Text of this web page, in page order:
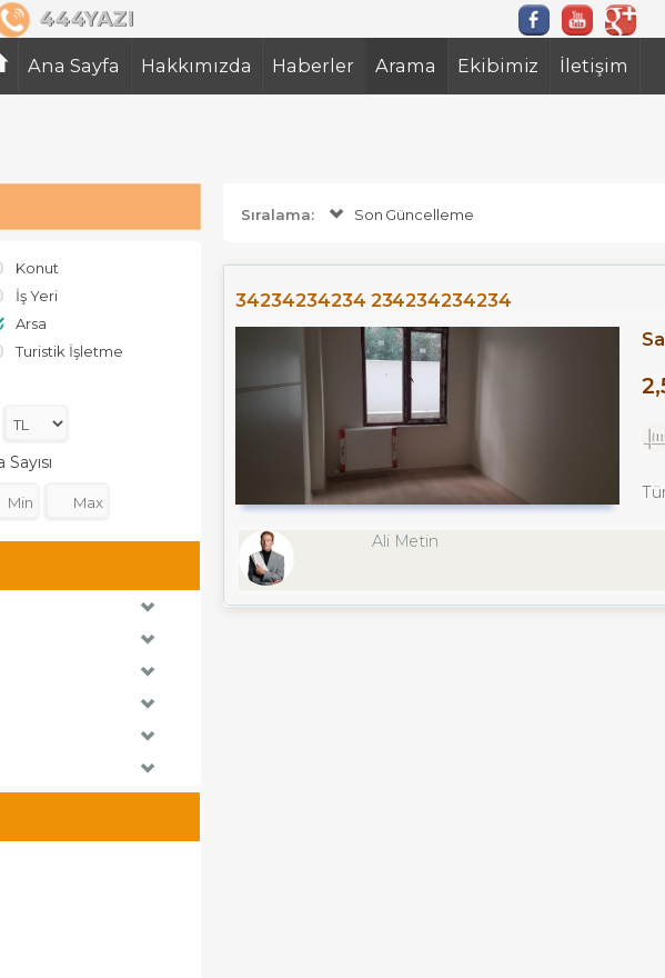
444YAZI
Ana Sayfa Hakkımızda Haberler Arama Ekibimiz İletişim
Konut
İş Yeri
Arsa
Turistik İşletme
Sayısı
Sıralama: Son Güncelleme
34234234234 234234234234
Ali Metin